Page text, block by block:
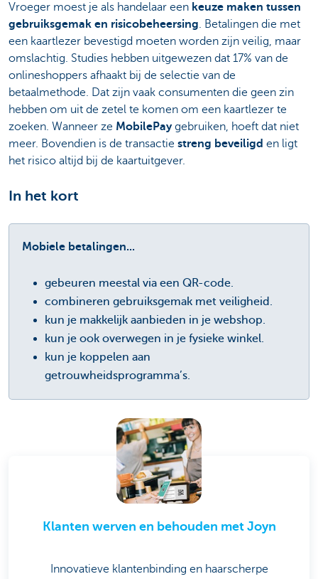
Vroeger moest je als handelaar een keuze maken tussen
gebruiksgemak en risicobeheersing. Betalingen die met
een kaartlezer bevestigd moeten worden zijn veilig, maar
omslachtig. Studies hebben uitgewezen dat 17% van de
onlineshoppers afhaakt bij de selectie van de
betaalmethode. Dat zijn vaak consumenten die geen zin
hebben om uit de zetel te komen om een kaartlezer te
zoeken. Wanneer ze MobilePaygebruiken, hoeft dat niet
meer. Bovendien is de transactie streng beveiligd en ligt
het risico altijd bij de kaartuitgever.
In het kort
Mobiele betalingen...
gebeuren meestal via een QR-code.
combineren gebruiksgemak met veiligheid.
kun je makkelijk aanbieden in je webshop.
kun je ook overwegen in je fysieke winkel.
kun je koppelen aan
getrouwheidsprogramma’s.
Klanten werven en behouden met Joyn
Innovatieve klantenbinding en haarscherpe